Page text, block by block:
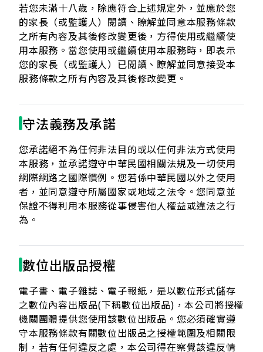
若您未滿十八歲，除應符合上述規定外，並應於您
的家長（或監護人）閱讀、瞭解並同意本服務條款
之所有內容及其後修改變更後，方得使用或繼續使
用本服務。當您使用或繼續使用本服務時，即表示
您的家長（或監護人）已閱讀、瞭解並同意接受本
服務條款之所有內容及其後修改變更。
守法義務及承諾
您承諾絕不為任何非法目的或以任何非法方式使用
本服務，並承諾遵守中華民國相關法規及一切使用
網際網路之國際慣例。您若係中華民國以外之使用
者，並同意遵守所屬國家或地域之法令。您同意並
保證不得利用本服務從事侵害他人權益或違法之行
為。
數位出版品授權
電子書、電子雜誌、電子報紙，是以數位形式儲存
之數位內容出版品(下稱數位出版品)，本公司將授權
機關團體提供您使用該數位出版品。您必須確實遵
守本服務條款有關數位出版品之授權範圍及相關限
制，若有任何違反之處，本公司得在察覺該違反情